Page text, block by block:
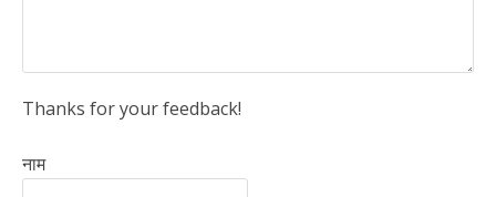
Thanks for your feedback!
नाम